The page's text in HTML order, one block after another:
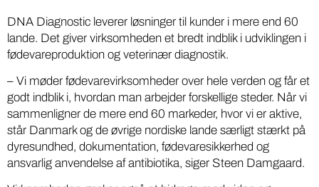
DNA Diagnostic leverer løsninger til kunder i mere end 60
lande. Det giver virksomheden et bredt indblik i udviklingen i
fødevareproduktion og veterinær diagnostik.
– Vi møder fødevarevirksomheder over hele verden og får et
godt indblik i, hvordan man arbejder forskellige steder. Når vi
sammenligner de mere end 60 markeder, hvor vi er aktive,
står Danmark og de øvrige nordiske lande særligt stærkt på
dyresundhed, dokumentation, fødevaresikkerhed og
ansvarlig anvendelse af antibiotika, siger Steen Damgaard.